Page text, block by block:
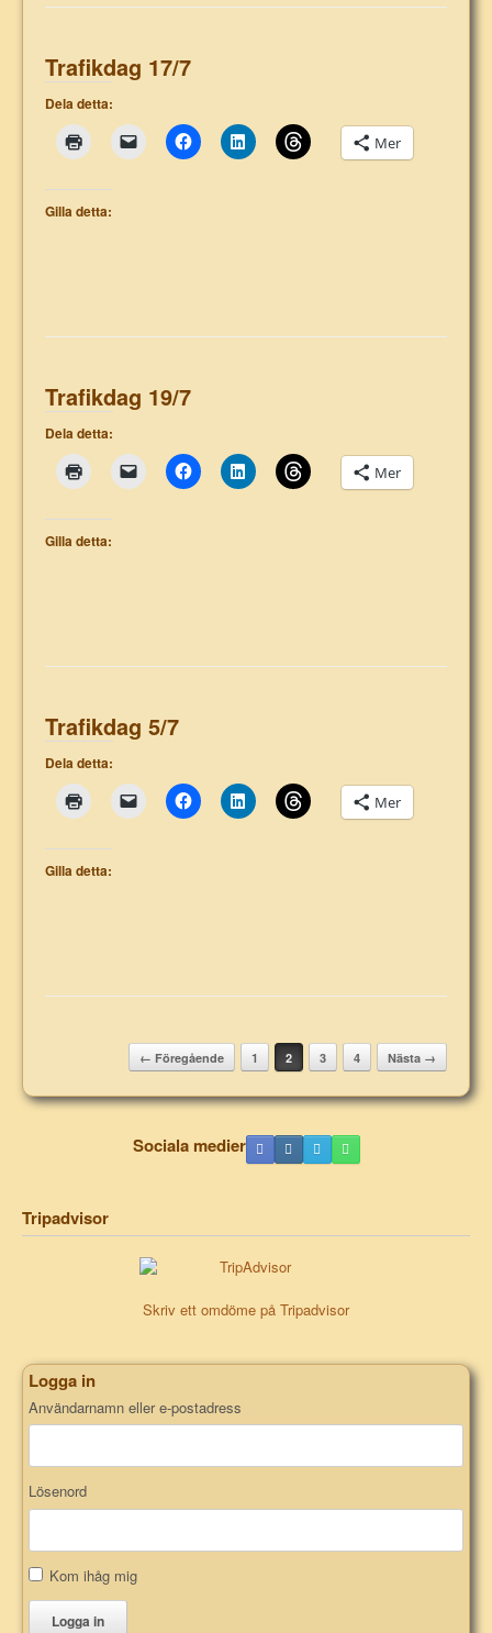
Trafikdag 17/7
Dela detta:
Mer
Gilla detta:
Trafikdag 19/7
Dela detta:
Mer
Gilla detta:
Trafikdag 5/7
Dela detta:
Mer
Gilla detta:
Post navigation← Föregående 1 2 3 4 Nästa →
Sociala medier
Tripadvisor
Skriv ett omdöme på Tripadvisor
Logga in
Användarnamn eller e-postadress
Lösenord
Kom ihåg mig
Logga in